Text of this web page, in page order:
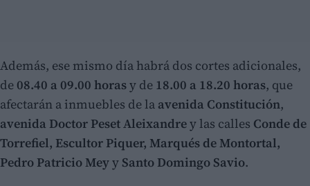
Además, ese mismo día habrá dos cortes adicionales,
de 08.40 a 09.00 horasy de 18.00 a 18.20 horas, que
afectarán a inmuebles de la avenida Constitución,
avenida Doctor Peset Aleixandrey las calles Conde de
Torrefiel, Escultor Piquer, Marqués de Montortal,
Pedro Patricio Meyy Santo Domingo Savio.